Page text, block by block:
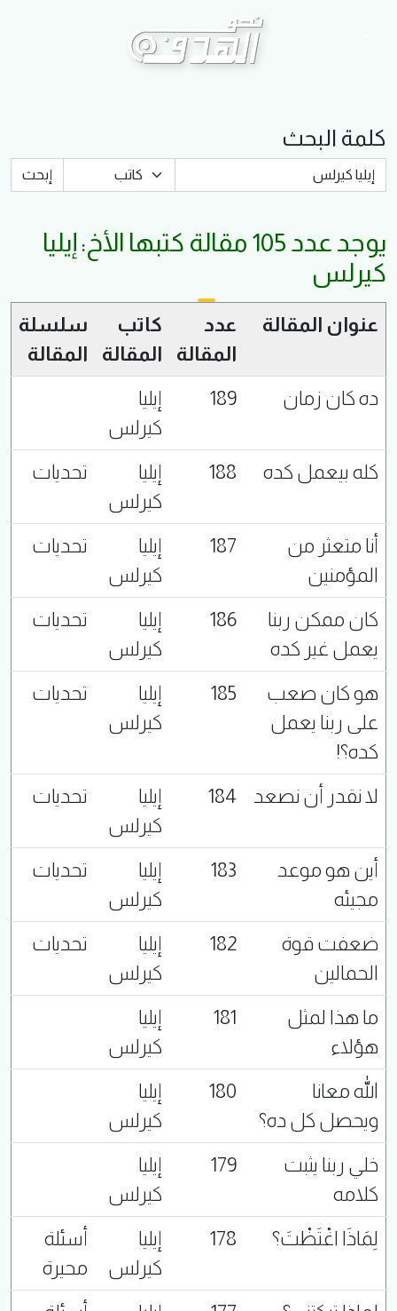
كلمة البحث
يوجد عدد 105 مقالة كتبها الأخ: إيليا
كيرلس
عنوان المقالة
عدد
المقالة
كاتب
المقالة
سلسلة
المقالة
ده كان زمان
189
إيليا
كيرلس
كله بيعمل كده
188
إيليا
كيرلس
تحديات
أنا متعثر من
المؤمنين
187
إيليا
كيرلس
تحديات
كان ممكن ربنا
يعمل غير كده
186
إيليا
كيرلس
تحديات
هو كان صعب
على ربنا يعمل
كده؟!
185
إيليا
كيرلس
تحديات
لا نقدر أن نصعد 184
إيليا
كيرلس
تحديات
أين هو موعد
مجيئه
183
إيليا
كيرلس
تحديات
ضعفت قوة
الحمالين
182
إيليا
كيرلس
تحديات
ما هذا لمثل
هؤلاء
181
إيليا
كيرلس
الله معانا
ويحصل كل ده؟
180
إيليا
كيرلس
خلي ربنا يثبت
كلامه
179
إيليا
كيرلس
لِمَاذَا اغْتَظْتَ؟
178
إيليا
كيرلس
أسئلة
محيرة